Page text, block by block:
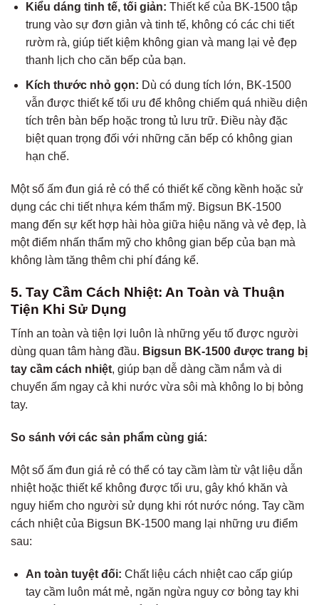
Kiểu dáng tinh tế, tối giản: Thiết kế của BK-1500 tập
trung vào sự đơn giản và tinh tế, không có các chi tiết
rườm rà, giúp tiết kiệm không gian và mang lại vẻ đẹp
thanh lịch cho căn bếp của bạn.
Kích thước nhỏ gọn: Dù có dung tích lớn, BK-1500
vẫn được thiết kế tối ưu để không chiếm quá nhiều diện
tích trên bàn bếp hoặc trong tủ lưu trữ. Điều này đặc
biệt quan trọng đối với những căn bếp có không gian
hạn chế.
Một số ấm đun giá rẻ có thể có thiết kế cồng kềnh hoặc sử
dụng các chi tiết nhựa kém thẩm mỹ. Bigsun BK-1500
mang đến sự kết hợp hài hòa giữa hiệu năng và vẻ đẹp, là
một điểm nhấn thẩm mỹ cho không gian bếp của bạn mà
không làm tăng thêm chi phí đáng kể.
5. Tay Cầm Cách Nhiệt: An Toàn và Thuận
Tiện Khi Sử Dụng
Tính an toàn và tiện lợi luôn là những yếu tố được người
dùng quan tâm hàng đầu. Bigsun BK-1500 được trang bị
tay cầm cách nhiệt, giúp bạn dễ dàng cầm nắm và di
chuyển ấm ngay cả khi nước vừa sôi mà không lo bị bỏng
tay.
So sánh với các sản phẩm cùng giá:
Một số ấm đun giá rẻ có thể có tay cầm làm từ vật liệu dẫn
nhiệt hoặc thiết kế không được tối ưu, gây khó khăn và
nguy hiểm cho người sử dụng khi rót nước nóng. Tay cầm
cách nhiệt của Bigsun BK-1500 mang lại những ưu điểm
sau:
An toàn tuyệt đối: Chất liệu cách nhiệt cao cấp giúp
tay cầm luôn mát mẻ, ngăn ngừa nguy cơ bỏng tay khi